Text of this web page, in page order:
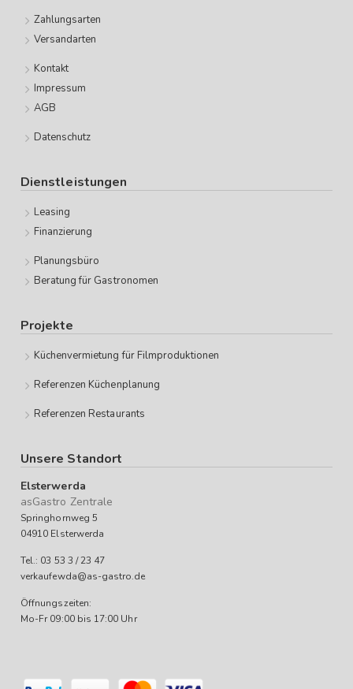
Zahlungsarten
Versandarten
Kontakt
Impressum
AGB
Datenschutz
Dienstleistungen
Leasing
Finanzierung
Planungsbüro
Beratung für Gastronomen
Projekte
Küchenvermietung für Filmproduktionen
Referenzen Küchenplanung
Referenzen Restaurants
Unsere Standort
Elsterwerda
asGastro Zentrale
Springhornweg 5
04910 Elsterwerda
Tel.: 03 53 3 / 23 47
verkaufewda@as-gastro.de
Öffnungszeiten:
Mo-Fr 09:00 bis 17:00 Uhr